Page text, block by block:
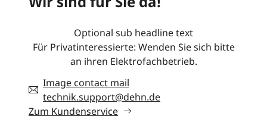
Optional sub headline text
Für Privatinteressierte: Wenden Sie sich bitte
an ihren Elektrofachbetrieb.
Image contact mail
technik.support@dehn.de
Zum Kundenservice